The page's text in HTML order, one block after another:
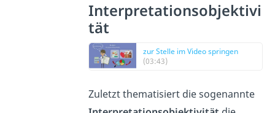
Interpretationsobjektivi
tät
zur Stelle im Video springen
(03:43)
Zuletzt thematisiert die sogenannte